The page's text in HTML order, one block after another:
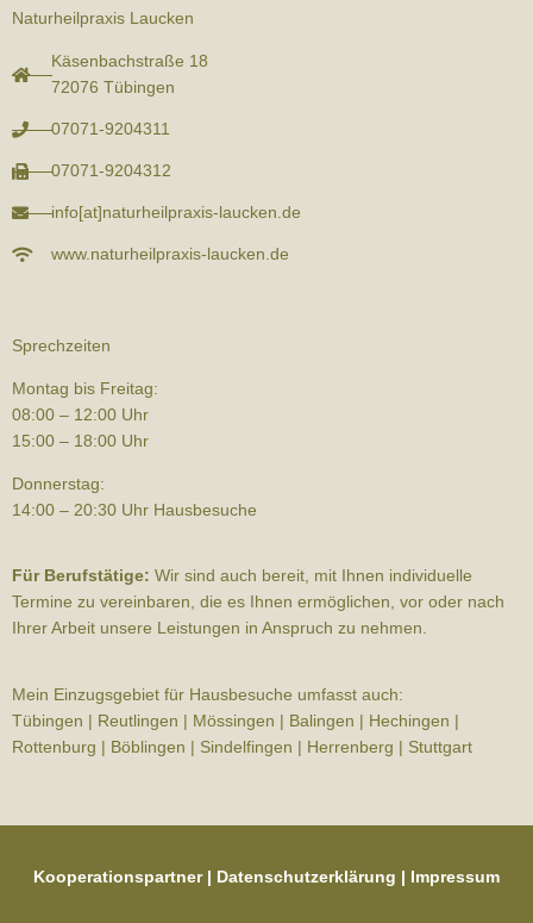
Naturheilpraxis Laucken
Käsenbachstraße 18
72076 Tübingen
07071-9204311
07071-9204312
info[at]naturheilpraxis-laucken.de
www.naturheilpraxis-laucken.de
Sprechzeiten
Montag bis Freitag:
08:00 – 12:00 Uhr
15:00 – 18:00 Uhr
Donnerstag:
14:00 – 20:30 Uhr Hausbesuche
Für Berufstätige: Wir sind auch bereit, mit Ihnen individuelle
Termine zu vereinbaren, die es Ihnen ermöglichen, vor oder nach
Ihrer Arbeit unsere Leistungen in Anspruch zu nehmen.
Mein Einzugsgebiet für Hausbesuche umfasst auch:
Tübingen | Reutlingen | Mössingen | Balingen | Hechingen |
Rottenburg | Böblingen | Sindelfingen | Herrenberg | Stuttgart
Kooperationspartner| Datenschutzerklärung Impressum